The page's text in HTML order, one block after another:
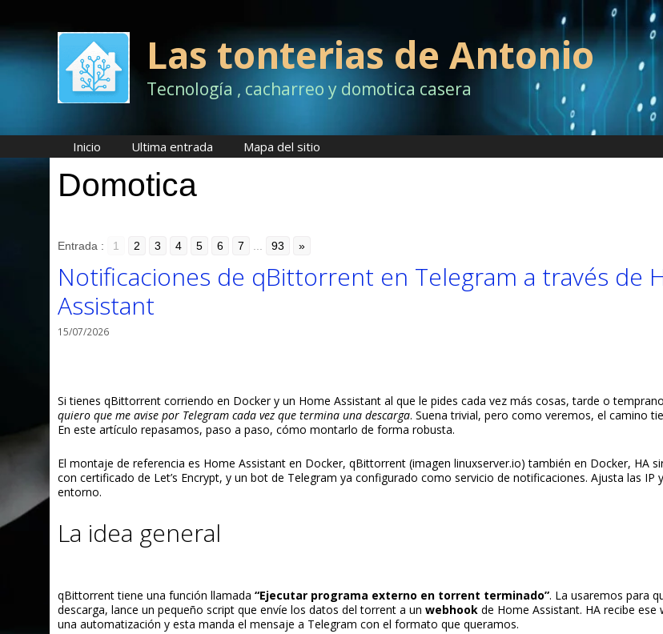
contenido
Las tonterias de Antonio
Tecnología , cacharreo y domotica casera
Inicio Ultima entrada Mapa del sitio
Domotica
Entrada : 1 2 3 4 5 6 7 93 »
Notificaciones de qBittorrent en Telegram a través de
Assistant
15/07/2026
Si tienes qBittorrent corriendo en Docker y un Home Assistant al que le pides cada vez más cosas, tarde o
quiero que me avise por Telegram cada vez que termina una descarga. Suena trivial, pero como veremos, el camino
En este artículo repasamos, paso a paso, cómo montarlo de forma robusta.
El montaje de referencia es Home Assistant en Docker, qBittorrent (imagen linuxserver.io) también en Docker, HA
con certificado de Let’s Encrypt, y un bot de Telegram ya configurado como servicio de notificaciones. Ajusta las IP
entorno.
La idea general
qBittorrent tiene una función llamada “Ejecutar programa externo en torrent terminado”. La usaremos para
descarga, lance un pequeño script que envíe los datos del torrent a un webhook de Home Assistant. HA recibe ese
una automatización y esta manda el mensaje a Telegram con el formato que queramos.